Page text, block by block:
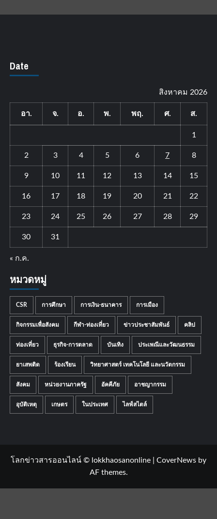
Date
สิงหาคม 2026
อา. จ. อ. พ. พฤ. ศ. ส.
1
2 3 4 5 6 7 8
9 10 11 12 13 14 15
16 17 18 19 20 21 22
23 24 25 26 27 28 29
30 31
« ก.ค.
หมวดหมู่
CSR การศึกษา การเงิน-ธนาคาร การเมือง
กิจกรรมเพื่อสังคม กีฬา-ท่องเที่ยว ข่าวประชาสัมพันธ์ คลิป
ท่องเที่ยว ธุรกิจ-การตลาด บันเทิง ประเพณีและวัฒนธรรม
ยาเสพติด ร้องเรียน วิทยาศาสตร์ เทคโนโลยี และนวัตกรรม
สังคม หน่วยงานภาครัฐ อัคคีภัย อาชญากรรม
อุบัติเหตุ เกษตร ในประเทศ ไลฟ์สไตล์
โลกข่าวสารออนไลน์ © lokkhaosanonline CoverNews by
AF themes.